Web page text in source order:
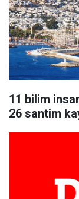
11 bilim
26 santim